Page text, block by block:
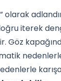
iterek
Göz